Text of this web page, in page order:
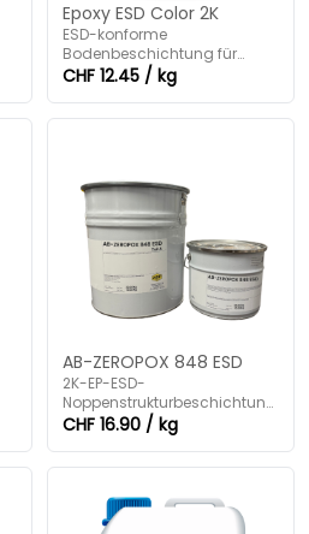
Epoxy ESD Color 2K
ESD-konforme
Bodenbeschichtung für
Elektronikbereiche.
CHF 12.45 / kg
AB-ZEROPOX 848 ESD
2K-EP-ESD-
Noppenstrukturbeschichtung,
pigmentiert, sehr
emissionsarm.
CHF 16.90 / kg